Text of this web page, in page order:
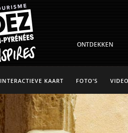
ONTDEKKEN
INTERACTIEVE KAART FOTO’S